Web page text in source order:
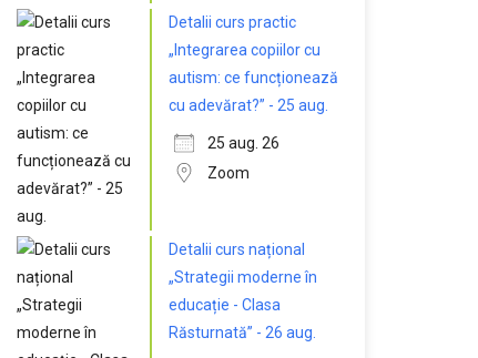
Detalii curs practic
„Integrarea copiilor cu
autism: ce funcționează
cu adevărat?” - 25 aug.
25 aug. 26
Zoom
Detalii curs național
„Strategii moderne în
educație - Clasa
Răsturnată” - 26 aug.